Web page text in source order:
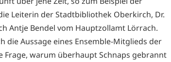
Leiterin der Stadtbibliothek Oberkirch, Dr.
Antje Bendel vom Hauptzollamt Lörrach.
die Aussage eines Ensemble-Mitglieds der
Frage, warum überhaupt Schnaps gebrannt